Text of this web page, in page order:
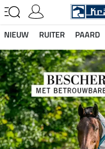
NIEUW RUITER PAARD